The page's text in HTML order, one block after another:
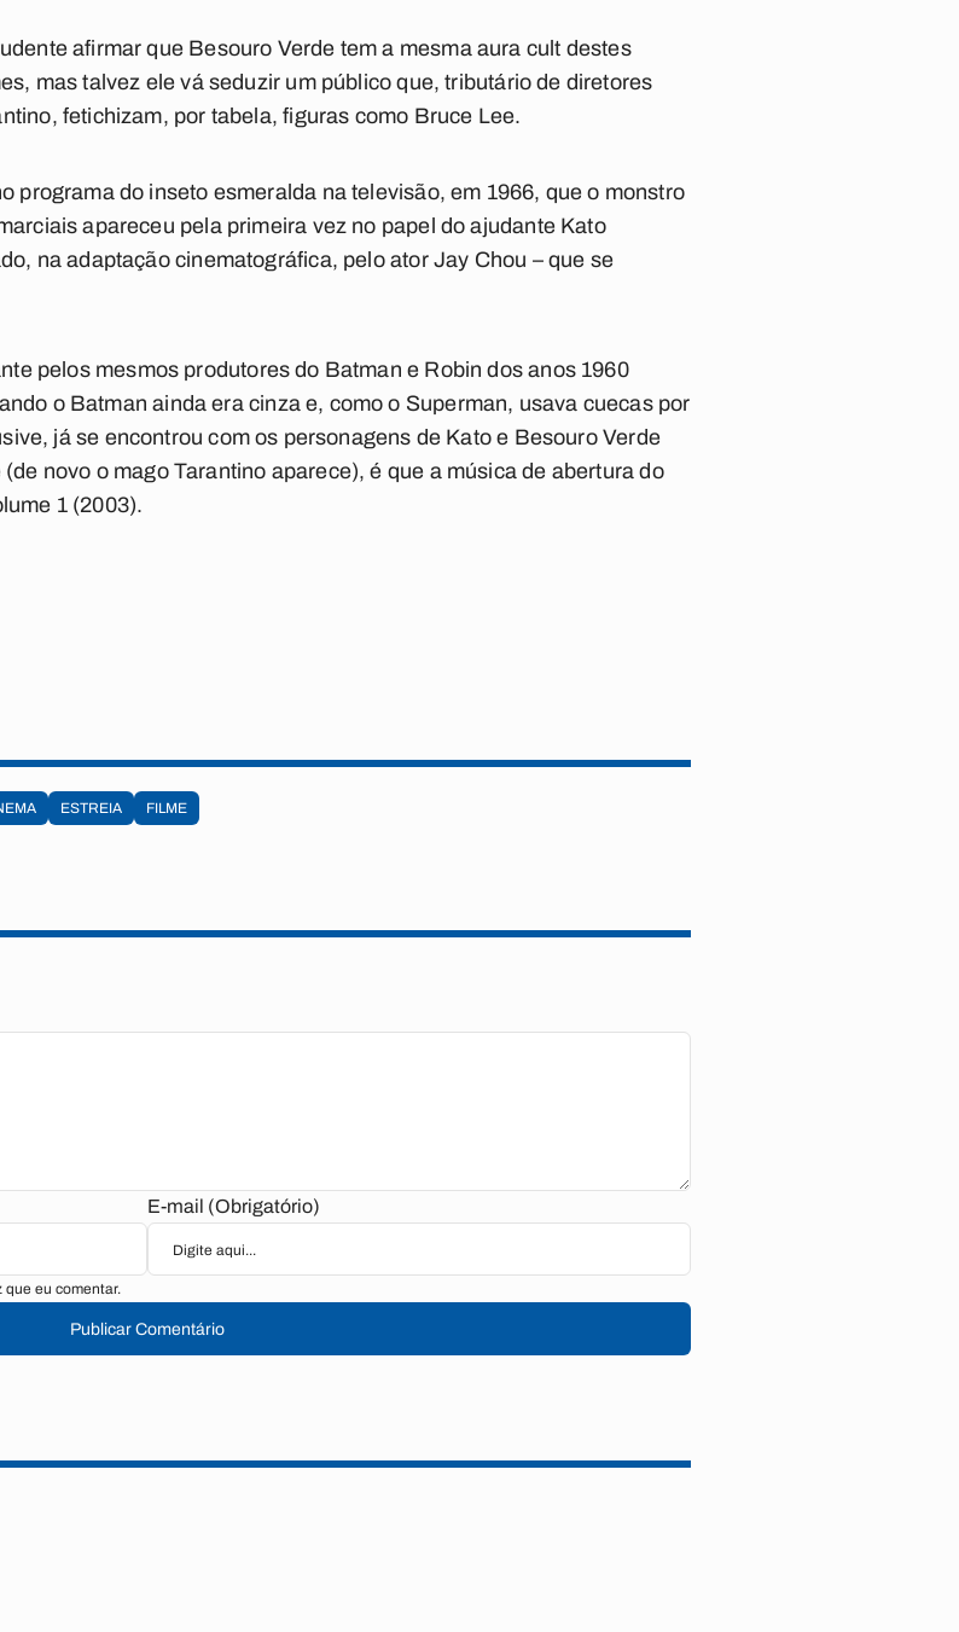
afirmar que Besouro Verde tem a mesma aura cult destes
mas talvez ele vá seduzir um público que, tributário de diretores
fetichizam, por tabela, figuras como Bruce Lee.
programa do inseto esmeralda na televisão, em 1966, que o monstro
apareceu pela primeira vez no papel do ajudante Kato
na adaptação cinematográfica, pelo ator Jay Chou – que se
pelos mesmos produtores do Batman e Robin dos anos 1960
o Batman ainda era cinza e, como o Superman, usava cuecas por
já se encontrou com os personagens de Kato e Besouro Verde
novo o mago Tarantino aparece), é que a música de abertura do
1 (2003).
ESTREIA FILME
E-mail (Obrigatório)
que eu comentar.
Publicar Comentário